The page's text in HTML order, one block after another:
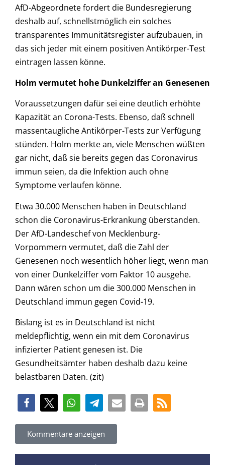
AfD-Abgeordnete fordert die Bundesregierung
deshalb auf, schnellstmöglich ein solches
transparentes Immunitätsregister aufzubauen, in
das sich jeder mit einem positiven Antikörper-Test
eintragen lassen könne.
Holm vermutet hohe Dunkelziffer an Genesenen
Voraussetzungen dafür sei eine deutlich erhöhte
Kapazität an Corona-Tests. Ebenso, daß schnell
massentaugliche Antikörper-Tests zur Verfügung
stünden. Holm merkte an, viele Menschen wüßten
gar nicht, daß sie bereits gegen das Coronavirus
immun seien, da die Infektion auch ohne
Symptome verlaufen könne.
Etwa 30.000 Menschen haben in Deutschland
schon die Coronavirus-Erkrankung überstanden.
Der AfD-Landeschef von Mecklenburg-
Vorpommern vermutet, daß die Zahl der
Genesenen noch wesentlich höher liegt, wenn man
von einer Dunkelziffer vom Faktor 10 ausgehe.
Dann wären schon um die 300.000 Menschen in
Deutschland immun gegen Covid-19.
Bislang ist es in Deutschland ist nicht
meldepflichtig, wenn ein mit dem Coronavirus
infizierter Patient genesen ist. Die
Gesundheitsämter haben deshalb dazu keine
belastbaren Daten. (zit)
Kommentare anzeigen